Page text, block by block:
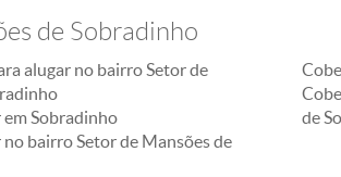
de Sobradinho
alugar no bairro Setor de
em Sobradinho
no bairro Setor de Mansões de
de